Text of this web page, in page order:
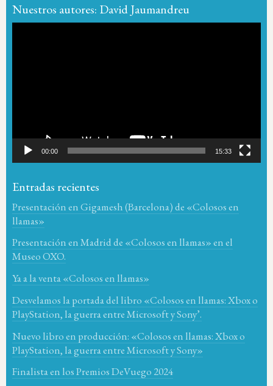
Nuestros autores: David Jaumandreu
00:00 15:33
Entradas recientes
Presentación en Gigamesh (Barcelona) de «Colosos en
llamas»
Presentación en Madrid de «Colosos en llamas» en el
Museo OXO.
Ya a la venta «Colosos en llamas»
Desvelamos la portada del libro «Colosos en llamas: Xbox o
PlayStation, la guerra entre Microsoft y Sony’.
Nuevo libro en producción: «Colosos en llamas: Xbox o
PlayStation, la guerra entre Microsoft y Sony»
Finalista en los Premios DeVuego 2024